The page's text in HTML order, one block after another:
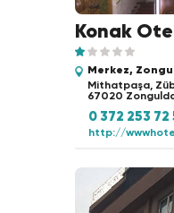
Konak Otel
Merkez,
Mithatpaşa,
67020
0 372 253 72
http://